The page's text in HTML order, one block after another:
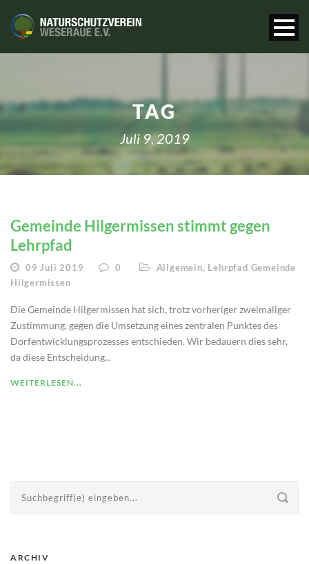
TAG
Juli 9, 2019
Gemeinde Hilgermissen stimmt gegen
Lehrpfad
09 Juli 2019 0 Allgemein, Lehrpfad Gemeinde
Hilgermissen
Die Gemeinde Hilgermissen hat sich, trotz vorheriger zweimaliger
Zustimmung, gegen die Umsetzung eines zentralen Punktes des
Dorfentwicklungsprozesses entschieden. Wir bedauern dies sehr,
da diese Entscheidung...
WEITERLESEN...
ARCHIV